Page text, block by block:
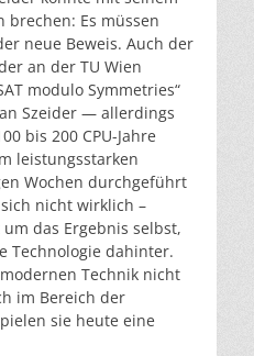
brechen: Es müssen
neue Beweis. Auch der
an der TU Wien
modulo Symmetries“
Szeider — allerdings
bis 200 CPU-Jahre
leistungsstarken
Wochen durchgeführt
nicht wirklich –
das Ergebnis selbst,
Technologie dahinter.
Technik nicht
im Bereich der
sie heute eine